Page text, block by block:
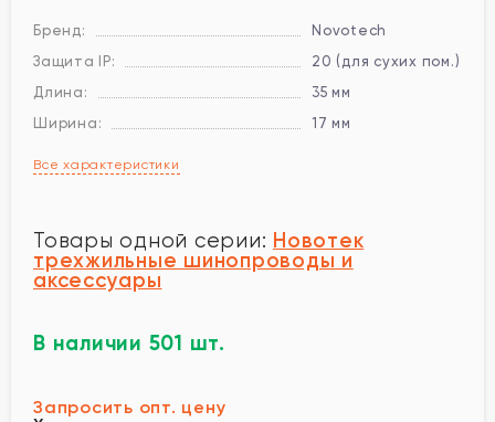
Бренд:
Novotech
Защита IP:
20 (для сухих пом.)
Длина:
35 мм
Ширина:
17 мм
Все характеристики
Товары одной серии: Новотек
трехжильные шинопроводы и
аксессуары
В наличии 501 шт.
Запросить опт. цену